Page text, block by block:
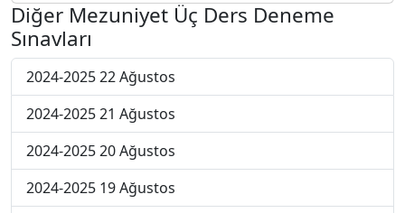
Diğer Mezuniyet Üç Ders Deneme
Sınavları
2024-2025 22 Ağustos
2024-2025 21 Ağustos
2024-2025 20 Ağustos
2024-2025 19 Ağustos